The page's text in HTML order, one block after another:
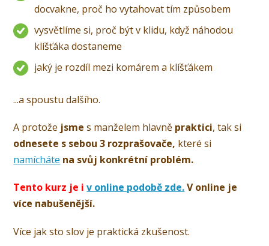
docvakne, proč ho vytahovat tím způsobem
vysvětlíme si, proč být v klidu, když náhodou
klíšťáka dostaneme
jaký je rozdíl mezi komárem a klíšťákem
...a spoustu dalšího.
A protože jsme s manželem hlavně praktici, tak si
odnesete s sebou 3 rozprašovače, které si
namícháte na svůj konkrétní problém.
Tento kurz je i v online podobě zde.V online je
více nabušenější.
Více jak sto slov je praktická zkušenost.